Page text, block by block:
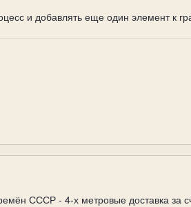
и добавлять еще один элемент к
СССР - 4-х метровые доставка за